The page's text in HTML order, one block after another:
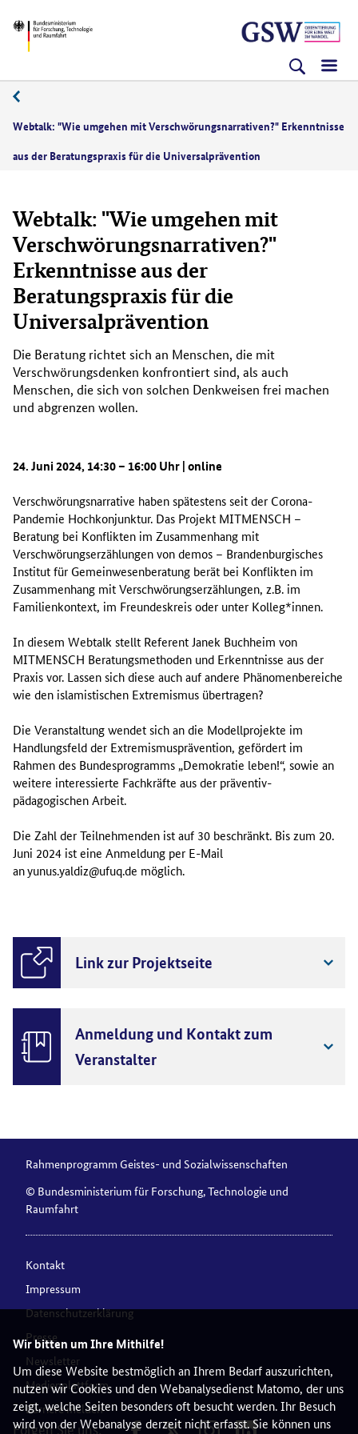
Wir bitten um Ihre Mithilfe!
Um diese Website bestmöglich an Ihrem Bedarf auszurichten,
nutzen wir Cookies und den Webanalysedienst Matomo, der uns
zeigt, welche Seiten besonders oft besucht werden. Ihr Besuch
wird von der Webanalyse derzeit nicht erfasst. Sie können uns
zum
(Eingabetaste)
zum
(Eingabetaste)
zur
(Eingabetaste)
BMFTR
Webtalk: "Wie umgehen mit Verschwörungsnarrativen?" Erkenntnisse
aus der Beratungspraxis für die Universalprävention
Webtalk: "Wie umgehen mit
Verschwörungsnarrativen?"
Erkenntnisse aus der
Beratungspraxis für die
Universalprävention
Die Beratung richtet sich an Menschen, die mit
Verschwörungsdenken konfrontiert sind, als auch
Menschen, die sich von solchen Denkweisen frei machen
und abgrenzen wollen.
24. Juni 2024, 14:30 – 16:00 Uhr | online
Verschwörungsnarrative haben spätestens seit der Corona-
Pandemie Hochkonjunktur. Das Projekt MITMENSCH –
Beratung bei Konflikten im Zusammenhang mit
Verschwörungserzählungen von demos – Brandenburgisches
Institut für Gemeinwesenberatung berät bei Konflikten im
Zusammenhang mit Verschwörungserzählungen, z.B. im
Familienkontext, im Freundeskreis oder unter Kolleg*innen.
In diesem Webtalk stellt Referent Janek Buchheim von
MITMENSCH Beratungsmethoden und Erkenntnisse aus der
Praxis vor. Lassen sich diese auch auf andere Phänomenbereiche
wie den islamistischen Extremismus übertragen?
Die Veranstaltung wendet sich an die Modellprojekte im
Handlungsfeld der Extremismusprävention, gefördert im
Rahmen des Bundesprogramms „Demokratie leben!“, sowie an
weitere interessierte Fachkräfte aus der präventiv-
pädagogischen Arbeit.
Die Zahl der Teilnehmenden ist auf 30 beschränkt. Bis zum 20.
Juni 2024 ist eine Anmeldung per E-Mail
anyunus.yaldiz@ufuq.de möglich.
Link zur Projektseite
Anmeldung und Kontakt zum
Veranstalter
Rahmenprogramm Geistes- und Sozialwissenschaften
© Bundesministerium für Forschung, Technologie und
Raumfahrt
Kontakt
Impressum
Datenschutzerklärung
Presse
Newsletter
Medienplattform
Barriere melden
Folgen Sie uns: